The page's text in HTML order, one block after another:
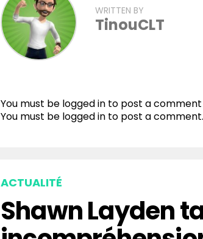
WRITTEN BY
TinouCLT
You must be logged in to post a comment
You must be logged in to post a comment.
ACTUALITÉ
Shawn Layden